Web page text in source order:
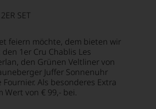
SET
feiern möchte, dem bieten wir
1er Cru Chablis Les
den Grünen Veltliner von
Juffer Sonnenuhr
Als besonderes Extra
Wert von € 99,- bei.